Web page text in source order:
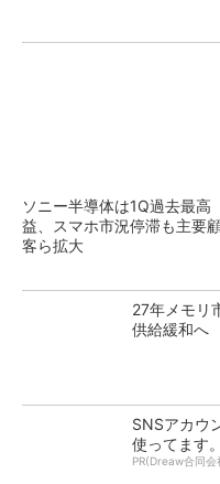
ソニー半導体は1Q過去最高
益、スマホ市況停滞も主要
客ら拡大
27年メモリ
供給緩和へ
SNSアカウ
使ってます。
PR(Dreaw合同会